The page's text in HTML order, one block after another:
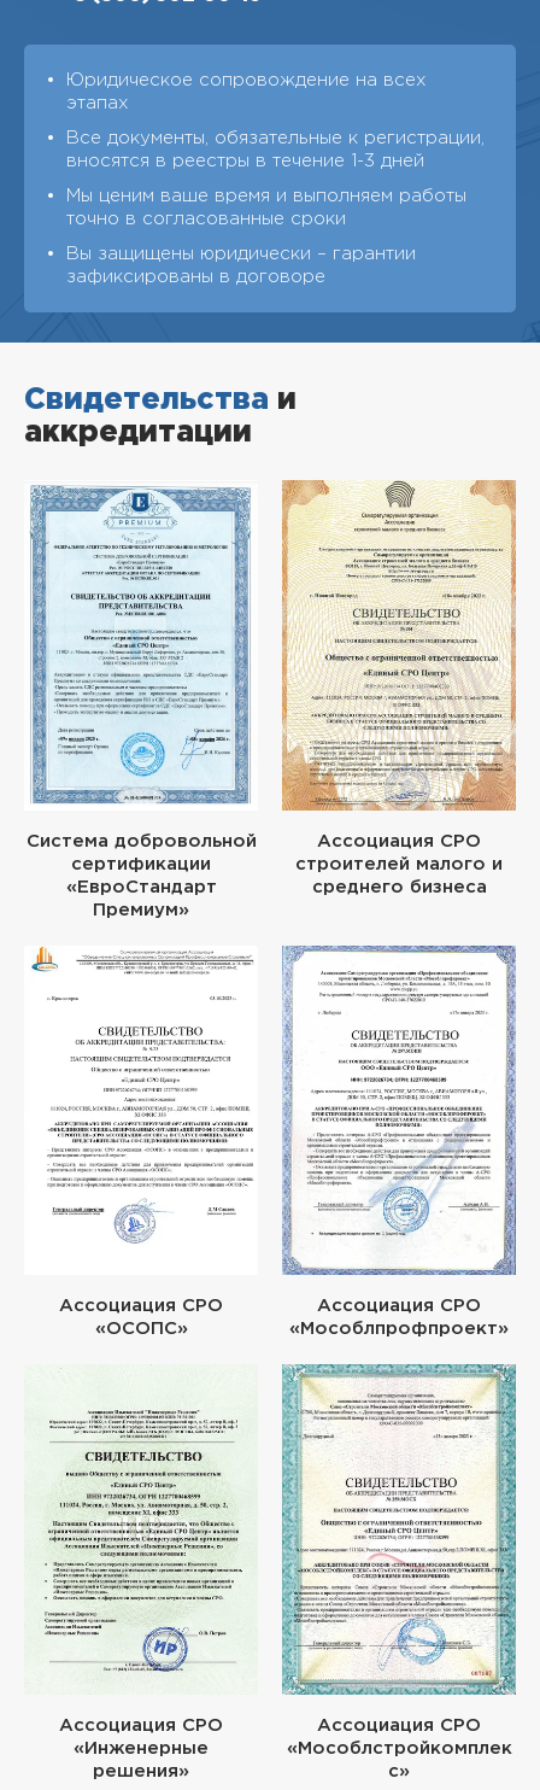
Юридическое сопровождение на всех
этапах
Все документы, обязательные к регистрации,
вносятся в реестры в течение 1-3 дней
Мы ценим ваше время и выполняем работы
точно в согласованные сроки
Вы защищены юридически – гарантии
зафиксированы в договоре
Свидетельства и
аккредитации
Система добровольной
сертификации
«ЕвроСтандарт
Премиум»
Ассоциация СРО
строителей малого и
среднего бизнеса
Ассоциация СРО
«ОСОПС»
Ассоциация СРО
«Мособлпрофпроект»
Ассоциация СРО
«Инженерные
решения»
Ассоциация СРО
«Мособлстройкомплек
с»